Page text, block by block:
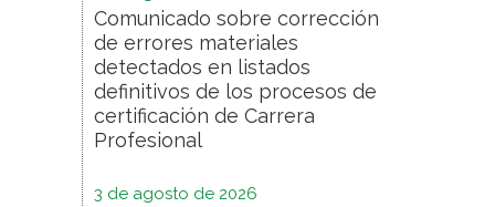
Comunicado sobre corrección
de errores materiales
detectados en listados
definitivos de los procesos de
certificación de Carrera
Profesional
3 de agosto de 2026